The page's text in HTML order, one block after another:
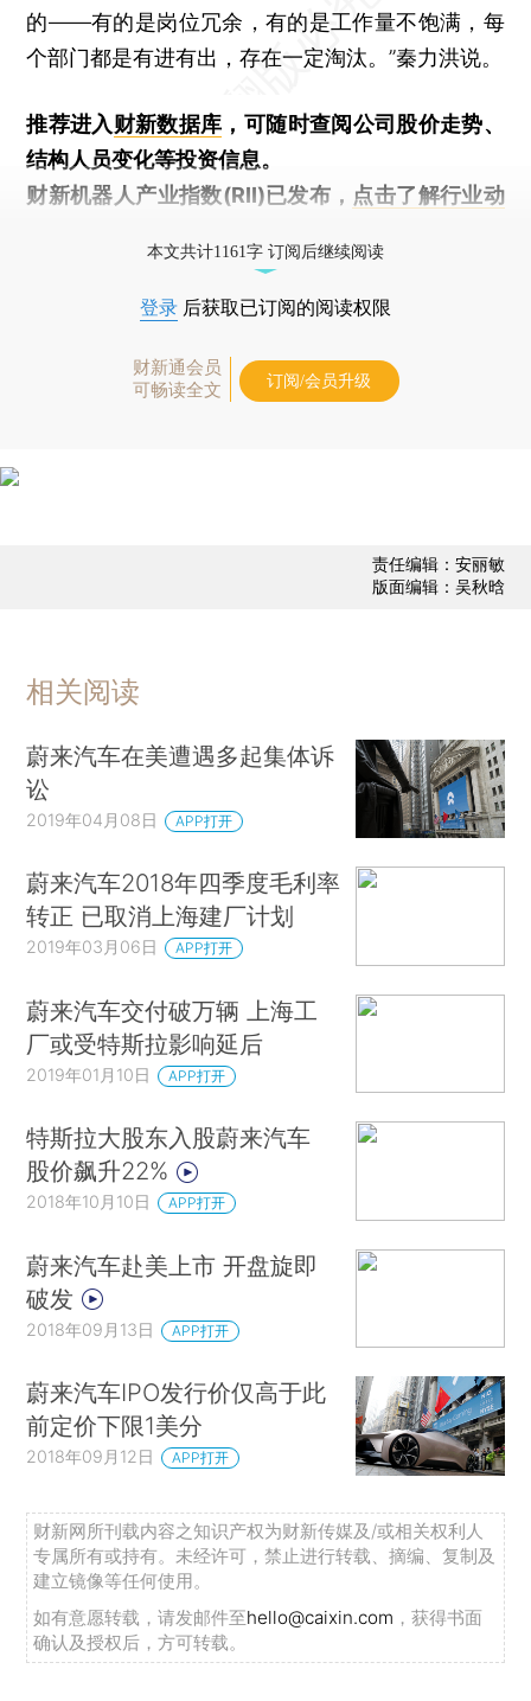
的——有的是岗位冗余，有的是工作量不饱满，每
个部门都是有进有出，存在一定淘汰。”秦力洪说。
推荐进入财新数据库 ，可随时查阅公司股价走势、
结构人员变化等投资信息。
财新机器人产业指数(RII)已发布， 点击了解行业动
本文共计1161字 订阅后继续阅读
登录 后获取已订阅的阅读权限
财新通会员
可畅读全文
订阅/会员升级
责任编辑：安丽敏
版面编辑：吴秋晗
相关阅读
蔚来汽车在美遭遇多起集体诉
讼
2019年04月08日 APP打开
蔚来汽车2018年四季度毛利率
转正 已取消上海建厂计划
2019年03月06日 APP打开
蔚来汽车交付破万辆 上海工
厂或受特斯拉影响延后
2019年01月10日 APP打开
特斯拉大股东入股蔚来汽车
股价飙升22%
2018年10月10日 APP打开
蔚来汽车赴美上市 开盘旋即
破发
2018年09月13日 APP打开
蔚来汽车IPO发行价仅高于此
前定价下限1美分
2018年09月12日 APP打开
财新网所刊载内容之知识产权为财新传媒及/或相关权利人
专属所有或持有。未经许可，禁止进行转载、摘编、复制及
建立镜像等任何使用。
如有意愿转载，请发邮件至hello@caixin.com ，获得书面
确认及授权后，方可转载。